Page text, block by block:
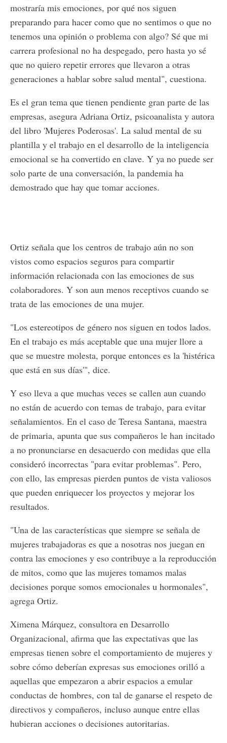
mostraría mis emociones, por qué nos siguen
preparando para hacer como que no sentimos o que no
tenemos una opinión o problema con algo? Sé que mi
carrera profesional no ha despegado, pero hasta yo sé
que no quiero repetir errores que llevaron a otras
generaciones a hablar sobre salud mental", cuestiona.
Es el gran tema que tienen pendiente gran parte de las
empresas, asegura Adriana Ortiz, psicoanalista y autora
del libro 'Mujeres Poderosas'. La salud mental de su
plantilla y el trabajo en el desarrollo de la inteligencia
emocional se ha convertido en clave. Y ya no puede ser
solo parte de una conversación, la pandemia ha
demostrado que hay que tomar acciones.
Ortiz señala que los centros de trabajo aún no son
vistos como espacios seguros para compartir
información relacionada con las emociones de sus
colaboradores. Y son aun menos receptivos cuando se
trata de las emociones de una mujer.
"Los estereotipos de género nos siguen en todos lados.
En el trabajo es más aceptable que una mujer llore a
que se muestre molesta, porque entonces es la 'histérica
que está en sus días'", dice.
Y eso lleva a que muchas veces se callen aun cuando
no están de acuerdo con temas de trabajo, para evitar
señalamientos. En el caso de Teresa Santana, maestra
de primaria, apunta que sus compañeros le han incitado
a no pronunciarse en desacuerdo con medidas que ella
consideró incorrectas "para evitar problemas". Pero,
con ello, las empresas pierden puntos de vista valiosos
que pueden enriquecer los proyectos y mejorar los
resultados.
"Una de las características que siempre se señala de
mujeres trabajadoras es que a nosotras nos juegan en
contra las emociones y eso contribuye a la reproducción
de mitos, como que las mujeres tomamos malas
decisiones porque somos emocionales u hormonales",
agrega Ortiz.
Ximena Márquez, consultora en Desarrollo
Organizacional, afirma que las expectativas que las
empresas tienen sobre el comportamiento de mujeres y
sobre cómo deberían expresas sus emociones orilló a
aquellas que empezaron a abrir espacios a emular
conductas de hombres, con tal de ganarse el respeto de
directivos y compañeros, incluso aunque entre ellas
hubieran acciones o decisiones autoritarias.